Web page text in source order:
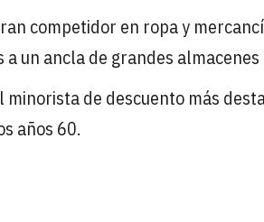
competidor en ropa y
a un ancla de grandes
minorista de descuento más
años 60.